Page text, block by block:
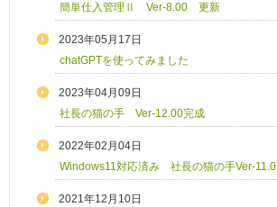
簡単仕入管理Ⅱ Ver-8.00 更新
2023年05月17日
chatGPTを使ってみました
2023年04月09日
社長の猫の手 Ver-12.00完成
2022年02月04日
Windows11対応済み 社長の猫の手Ver-11.0
2021年12月10日